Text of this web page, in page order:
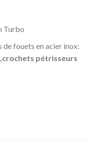
Turbo
fouets en acier inox:
pétrisseurs